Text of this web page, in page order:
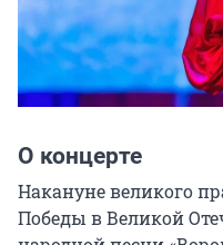
О концерте
Накануне великого
Победы в Великой